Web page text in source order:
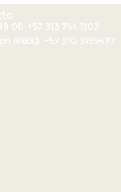
06 +57 313 744 1102
(PBX): +57 310 3159477